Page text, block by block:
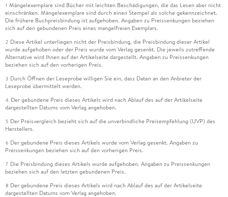
1 Mängelexemplare sind Bücher mit leichten Beschädigungen, die das Lesen aber nicht
einschränken. Mängelexemplare sind durch einen Stempel als solche gekennzeichnet.
Die frühere Buchpreisbindung ist aufgehoben. Angaben zu Preissenkungen beziehen
sich auf den gebundenen Preis eines mangelfreien Exemplars.
2 Diese Artikel unterliegen nicht der Preisbindung, die Preisbindung dieser Artikel
wurde aufgehoben oder der Preis wurde vom Verlag gesenkt. Die jeweils zutreffende
Alternative wird Ihnen auf der Artikelseite dargestellt. Angaben zu Preissenkungen
beziehen sich auf den vorherigen Preis.
3 Durch Öffnen der Leseprobe willigen Sie ein, dass Daten an den Anbieter der
Leseprobe übermittelt werden.
4 Der gebundene Preis dieses Artikels wird nach Ablauf des auf der Artikelseite
dargestellten Datums vom Verlag angehoben.
5 Der Preisvergleich bezieht sich auf die unverbindliche Preisempfehlung (UVP) des
Herstellers.
6 Der gebundene Preis dieses Artikels wurde vom Verlag gesenkt. Angaben zu
Preissenkungen beziehen sich auf den vorherigen Preis.
7 Die Preisbindung dieses Artikels wurde aufgehoben. Angaben zu Preissenkungen
beziehen sich auf den letzten gebundenen Preis.
8 Der gebundene Preis dieses Artikels wird nach Ablauf des auf der Artikelseite
dargestellten Datums vom Verlag angehoben.